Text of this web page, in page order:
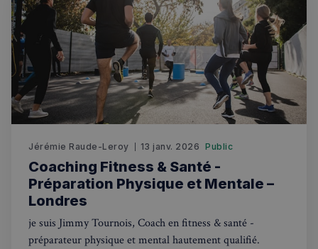
Jérémie Raude-Leroy 13 janv. 2026 Public
Coaching Fitness & Santé -
Préparation Physique et Mentale –
Londres
je suis Jimmy Tournois, Coach en fitness & santé -
préparateur physique et mental hautement qualifié.